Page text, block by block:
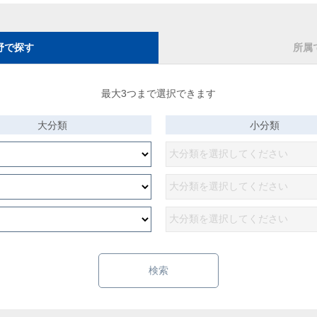
で探す 所属
最大3つまで選択できます
大分類 小分類
検索